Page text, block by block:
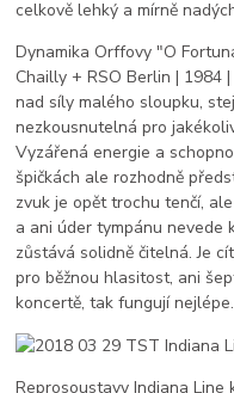
celkově lehký a mírně
Dynamika Orffovy "O
Chailly + RSO Berlin | 1984
nad síly malého sloupku,
nezkousnutelná pro
Vyzářená energie a
špičkách ale rozhodně
zvuk je opět trochu tenčí,
a ani úder tympánu nevede
zůstává solidně čitelná. Je
pro běžnou hlasitost, ani
koncertě, tak fungují nejlépe.
Reprosoustavy Indiana Line